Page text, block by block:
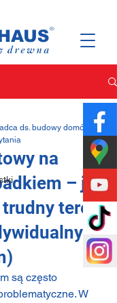
na
– jak
teren w
ds. budowy domów
są często
W